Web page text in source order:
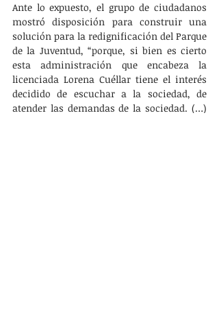
Ante lo expuesto, el grupo de ciudadanos
mostró disposición para construir una
solución para la redignificación del Parque
de la Juventud, “porque, si bien es cierto
esta administración que encabeza la
licenciada Lorena Cuéllar tiene el interés
decidido de escuchar a la sociedad, de
atender las demandas de la sociedad. (…)